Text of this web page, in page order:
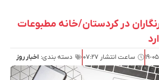
در کردستان/خانه مطبوعات
ساعت انتشار ۰۷:۲۷ دسته بندی: اخبار روز